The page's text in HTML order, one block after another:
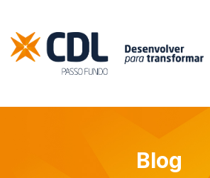
Blog